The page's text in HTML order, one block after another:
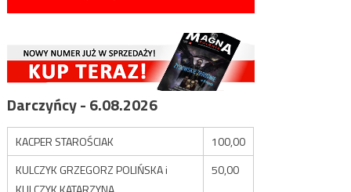
Darczyńcy - 6.08.2026
KACPER STAROŚCIAK
100,00
KULCZYK GRZEGORZ POLIŃSKA i
50,00